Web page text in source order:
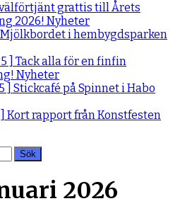
grattis till Årets
2026! Nyheter
Mjölkbordet i hembygdsparken
] Tack alla för en finfin
Nyheter
] Stickcafé på Spinnet i Habo
Kort rapport från Konstfesten
2026